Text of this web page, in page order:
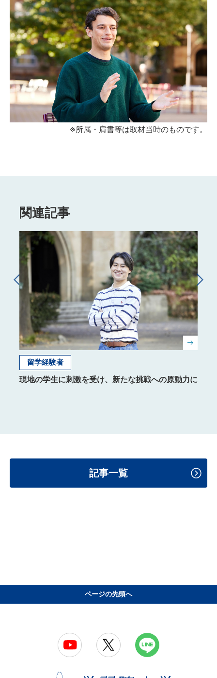
※所属・肩書等は取材当時のものです。
関連記事
留学経験者
現地の学生に刺激を受け、新たな挑戦への原動力に
記事一覧
ページの先頭へ